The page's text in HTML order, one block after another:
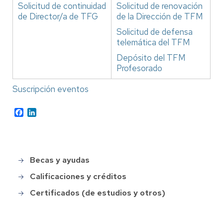
Solicitud de continuidad
de Director/a de TFG
Solicitud de renovación
de la Dirección de TFM
Solicitud de defensa
telemática del TFM
Depósito del TFM
Profesorado
Suscripción eventos
Facebook
Main
menu
Becas y ayudas
Calificaciones y créditos
Certificados (de estudios y otros)